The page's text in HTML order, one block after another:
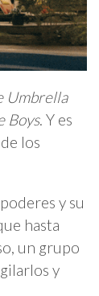
Umbrella
Boys. Y es
los
y su
hasta
un grupo
y